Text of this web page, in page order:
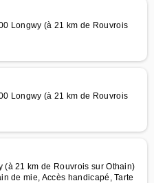
Longwy (à 21 km de Rouvrois
Longwy (à 21 km de Rouvrois
21 km de Rouvrois sur Othain)
de mie, Accès handicapé, Tarte